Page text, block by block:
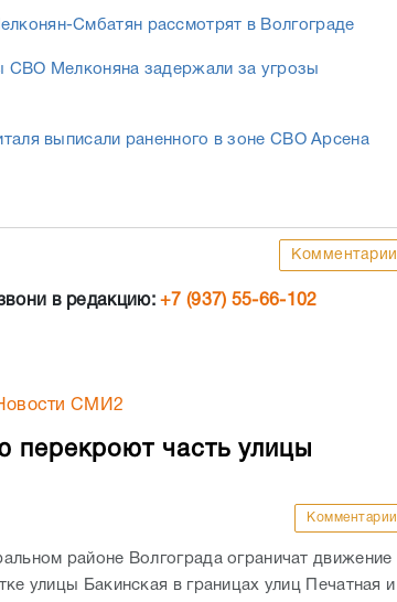
Смбатян рассмотрят в Волгограде
СВО Мелконяна задержали за угрозы
выписали раненного в зоне СВО Арсена
Комментарии
в редакцию:+7 (937) 55-66-102
СМИ2
перекроют часть улицы
Комментарии
районе Волгограда ограничат движение
улицы Бакинская в границах улиц Печатная и